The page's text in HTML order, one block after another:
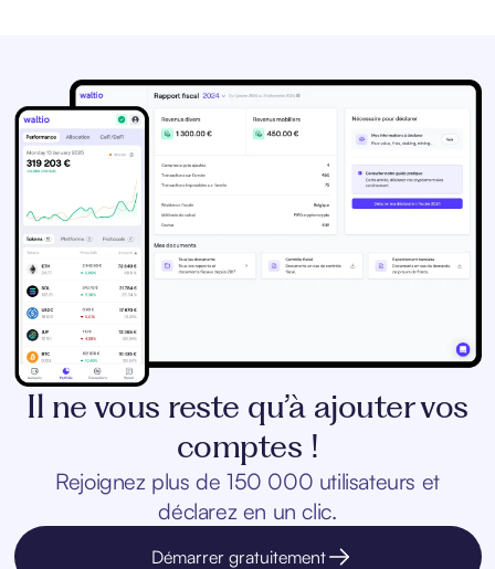
Il ne vous reste qu’à ajouter vos
comptes !
Rejoignez plus de 150 000 utilisateurs et
déclarez en un clic.
Démarrer gratuitement